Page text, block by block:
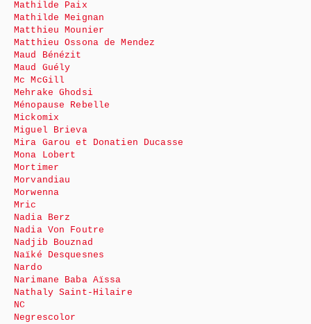
Mathilde Paix
Mathilde Meignan
Matthieu Mounier
Matthieu Ossona de Mendez
Maud Bénézit
Maud Guély
Mc McGill
Mehrake Ghodsi
Ménopause Rebelle
Mickomix
Miguel Brieva
Mira Garou et Donatien Ducasse
Mona Lobert
Mortimer
Morvandiau
Morwenna
Mric
Nadia Berz
Nadia Von Foutre
Nadjib Bouznad
Naïké Desquesnes
Nardo
Narimane Baba Aïssa
Nathaly Saint-Hilaire
NC
Negrescolor